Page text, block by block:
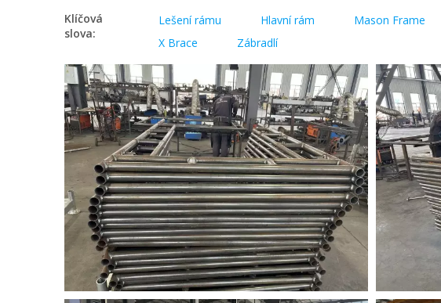
Klíčová
slova:
Lešení rámu Hlavní rám Mason Frame
X Brace
Zábradlí